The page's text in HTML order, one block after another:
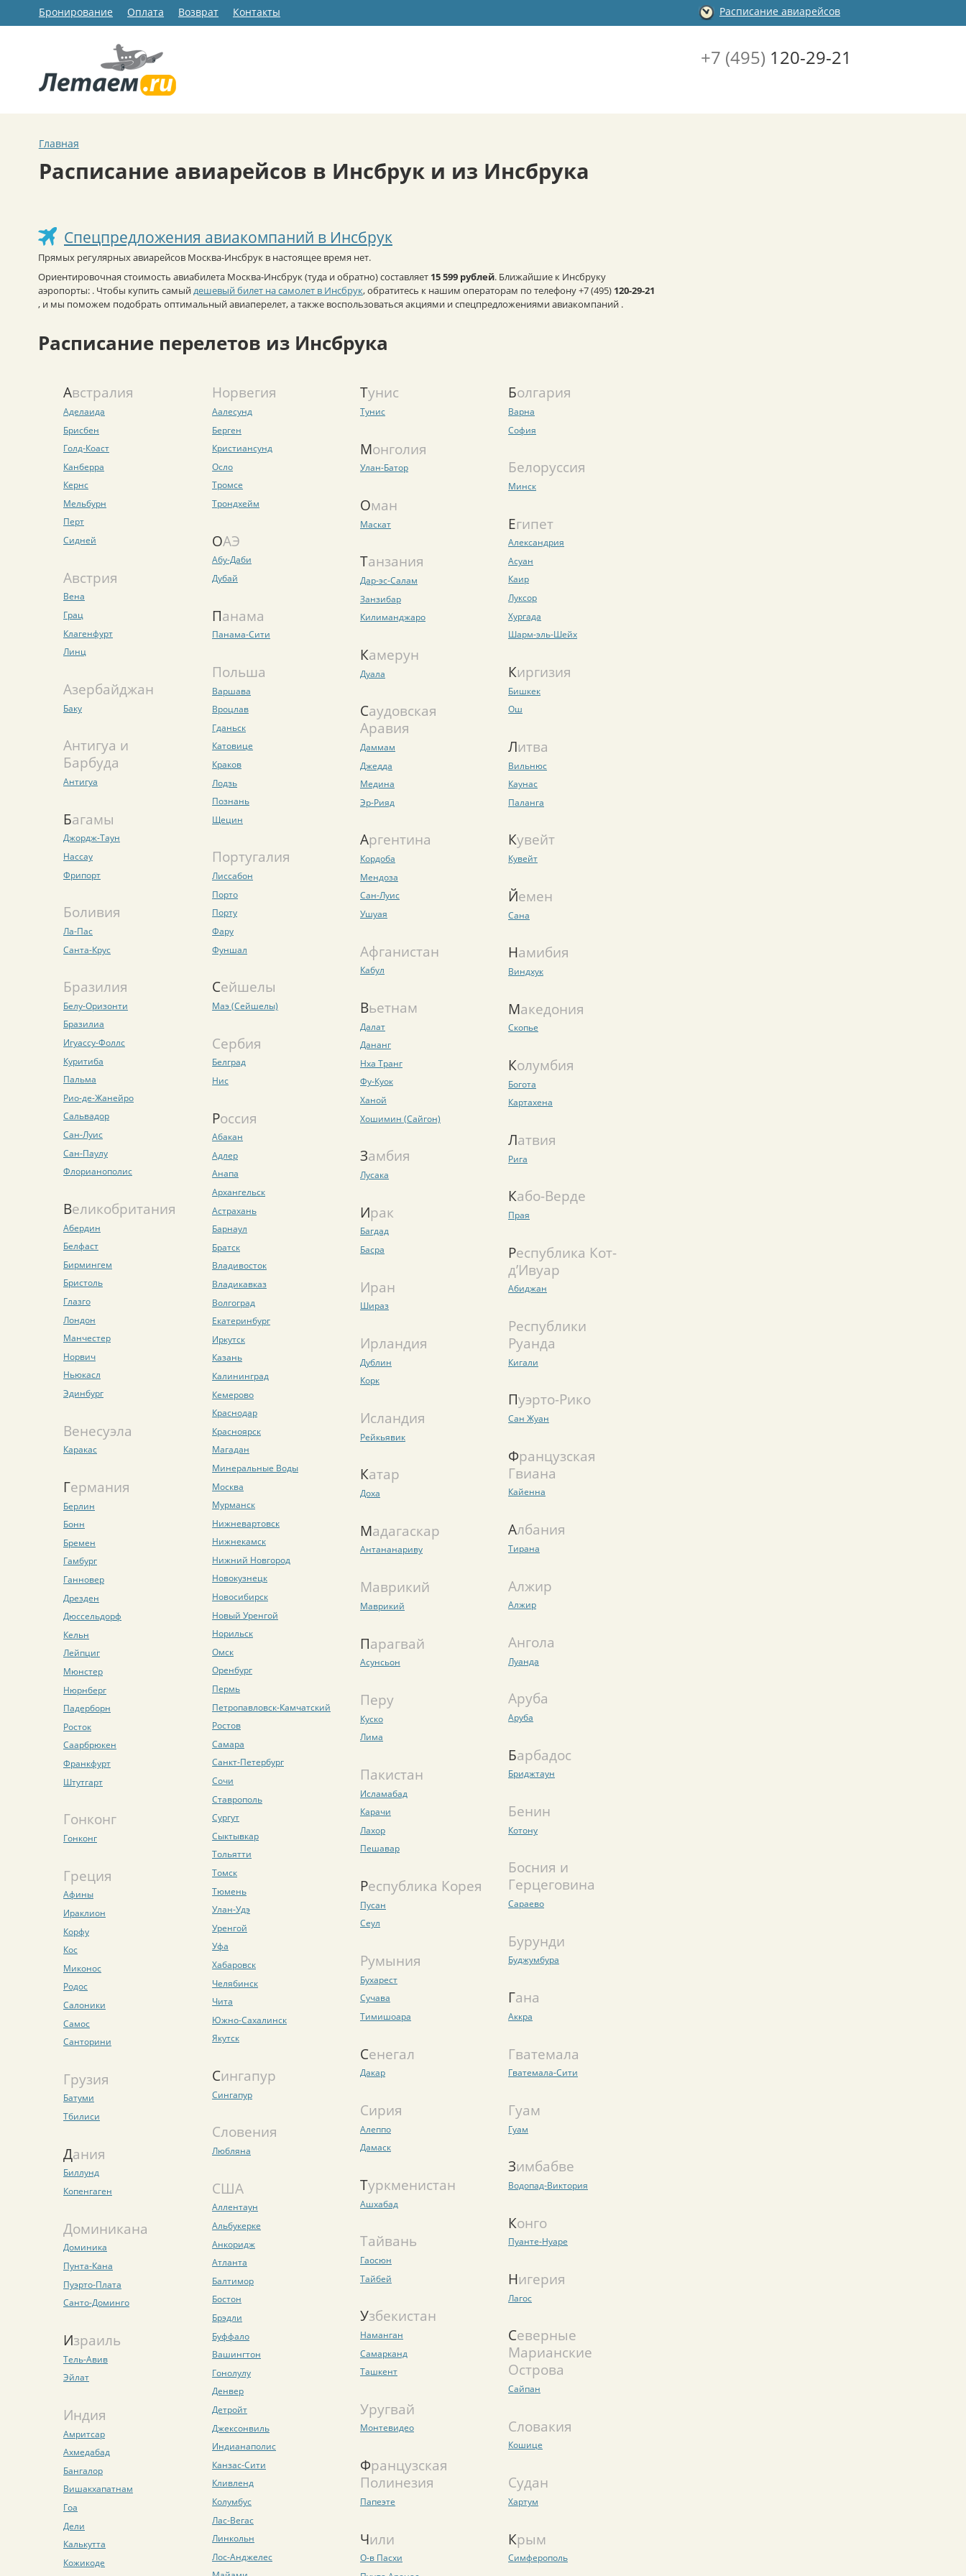
Бронирование Оплата Возврат Контакты Расписание авиарейсов
+7 (495) 120-29-21
Главная
Расписание авиарейсов в Инсбрук и из Инсбрука
Спецпредложения авиакомпаний в Инсбрук
Прямых регулярных авиарейсов Москва-Инсбрук в настоящее время нет.
Ориентировочная стоимость авиабилета Москва-Инсбрук (туда и обратно) составляет 15 599 рублей. Ближайшие к Инсбруку
аэропорты: . Чтобы купить самыйдешевый билет на самолет в Инсбрук, обратитесь к нашим операторам по телефону +7 (495) 120-29-21
, и мы поможем подобрать оптимальный авиаперелет, а также воспользоваться акциями и спецпредложениями авиакомпаний .
Расписание перелетов из Инсбрука
Австралия
Аделаида
Брисбен
Голд-Коаст
Канберра
Кернс
Мельбурн
Перт
Сидней
Австрия
Вена
Грац
Клагенфурт
Линц
Азербайджан
Баку
Антигуа и
Барбуда
Антигуа
Багамы
Джордж-Таун
Нассау
Фрипорт
Боливия
Ла-Пас
Санта-Крус
Бразилия
Белу-Оризонти
Бразилиа
Игуассу-Фоллс
Куритиба
Пальма
Рио-де-Жанейро
Сальвадор
Сан-Луис
Сан-Паулу
Флорианополис
Великобритания
Абердин
Белфаст
Бирмингем
Бристоль
Глазго
Лондон
Манчестер
Норвич
Ньюкасл
Эдинбург
Венесуэла
Каракас
Германия
Берлин
Бонн
Бремен
Гамбург
Ганновер
Дрезден
Дюссельдорф
Кельн
Лейпциг
Мюнстер
Нюрнберг
Падерборн
Росток
Саарбрюкен
Франкфурт
Штутгарт
Гонконг
Гонконг
Греция
Афины
Ираклион
Корфу
Кос
Миконос
Родос
Салоники
Самос
Санторини
Грузия
Батуми
Тбилиси
Дания
Биллунд
Копенгаген
Доминикана
Доминика
Пунта-Кана
Пуэрто-Плата
Санто-Доминго
Израиль
Тель-Авив
Эйлат
Индия
Амритсар
Ахмедабад
Бангалор
Вишакхапатнам
Гоа
Дели
Калькутта
Кожикоде
Норвегия
Аалесунд
Берген
Кристиансунд
Осло
Тромсе
Трондхейм
ОАЭ
Абу-Даби
Дубай
Панама
Панама-Сити
Польша
Варшава
Вроцлав
Гданьск
Катовице
Краков
Лодзь
Познань
Щецин
Португалия
Лиссабон
Порто
Порту
Фару
Фуншал
Сейшелы
Маэ (Сейшелы)
Сербия
Белград
Нис
Россия
Абакан
Адлер
Анапа
Архангельск
Астрахань
Барнаул
Братск
Владивосток
Владикавказ
Волгоград
Екатеринбург
Иркутск
Казань
Калининград
Кемерово
Краснодар
Красноярск
Магадан
Минеральные Воды
Москва
Мурманск
Нижневартовск
Нижнекамск
Нижний Новгород
Новокузнецк
Новосибирск
Новый Уренгой
Норильск
Омск
Оренбург
Пермь
Петропавловск-Камчатский
Ростов
Самара
Санкт-Петербург
Сочи
Ставрополь
Сургут
Сыктывкар
Тольятти
Томск
Тюмень
Улан-Удэ
Уренгой
Уфа
Хабаровск
Челябинск
Чита
Южно-Сахалинск
Якутск
Сингапур
Сингапур
Словения
Любляна
США
Аллентаун
Альбукерке
Анкоридж
Атланта
Балтимор
Бостон
Брэдли
Буффало
Вашингтон
Гонолулу
Денвер
Детройт
Джексонвиль
Индианаполис
Канзас-Сити
Кливленд
Колумбус
Лас-Вегас
Линкольн
Лос-Анджелес
Тунис
Тунис
Монголия
Улан-Батор
Оман
Маскат
Танзания
Дар-эс-Салам
Занзибар
Килиманджаро
Камерун
Дуала
Саудовская
Аравия
Даммам
Джедда
Медина
Эр-Рияд
Аргентина
Кордоба
Мендоза
Сан-Луис
Ушуая
Афганистан
Кабул
Вьетнам
Далат
Дананг
Нха Транг
Фу-Куок
Ханой
Хошимин (Сайгон)
Замбия
Лусака
Ирак
Багдад
Басра
Иран
Шираз
Ирландия
Дублин
Корк
Исландия
Рейкьявик
Катар
Доха
Мадагаскар
Антананариву
Маврикий
Маврикий
Парагвай
Асунсьон
Перу
Куско
Лима
Пакистан
Исламабад
Карачи
Лахор
Пешавар
Республика Корея
Пусан
Сеул
Румыния
Бухарест
Сучава
Тимишоара
Сенегал
Дакар
Сирия
Алеппо
Дамаск
Туркменистан
Ашхабад
Тайвань
Гаосюн
Тайбей
Узбекистан
Наманган
Самарканд
Ташкент
Уругвай
Монтевидео
Французская
Полинезия
Папеэте
Чили
О-в Пасхи
Болгария
Варна
София
Белоруссия
Минск
Египет
Александрия
Асуан
Каир
Луксор
Хургада
Шарм-эль-Шейх
Киргизия
Бишкек
Ош
Литва
Вильнюс
Каунас
Паланга
Кувейт
Кувейт
Йемен
Сана
Намибия
Виндхук
Македония
Скопье
Колумбия
Богота
Картахена
Латвия
Рига
Кабо-Верде
Прая
Республика Кот-
д’Ивуар
Абиджан
Республики
Руанда
Кигали
Пуэрто-Рико
Сан Жуан
Французская
Гвиана
Кайенна
Албания
Тирана
Алжир
Алжир
Ангола
Луанда
Аруба
Аруба
Барбадос
Бриджтаун
Бенин
Котону
Босния и
Герцеговина
Сараево
Бурунди
Буджумбура
Гана
Аккра
Гватемала
Гватемала-Сити
Гуам
Гуам
Зимбабве
Водопад-Виктория
Конго
Пуанте-Нуаре
Нигерия
Лагос
Северные
Марианские
Острова
Сайпан
Словакия
Кошице
Судан
Хартум
Крым
Симферополь